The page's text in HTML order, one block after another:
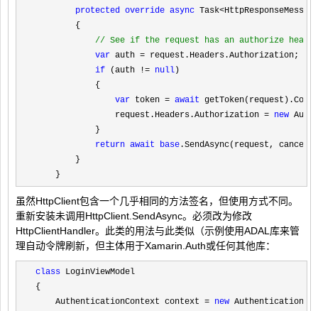
protected override async
        {
// See if the request has an authorize header
var auth = request.Headers.Authorization;
if (auth != null )
            {
var token = await
                request.Headers.Authorization
= new
            }
return await base .SendAsync(request,
        }
    }
虽然HttpClient包含一个几乎相同的方法签名，但使用方式不同。
重新安装未调用HttpClient.SendAsync。必须改为修改
HttpClientHandler。此类的用法与此类似（示例使用ADAL库来管
理自动令牌刷新，但主体用于Xamarin.Auth或任何其他库：
class LoginViewModel
{
    AuthenticationContext context
= new